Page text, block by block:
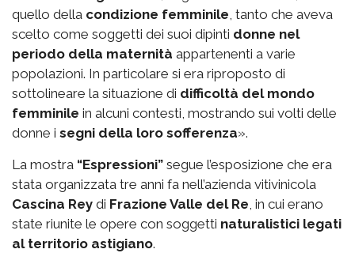
quello della condizione femminile , tanto che aveva
scelto come soggetti dei suoi dipinti donne nel
periodo della maternità appartenenti a varie
popolazioni. In particolare si era riproposto di
sottolineare la situazione di difficoltà del mondo
femminile in alcuni contesti, mostrando sui volti delle
donne i segni della loro sofferenza».
La mostra “Espressioni” segue l’esposizione che era
stata organizzata tre anni fa nell’azienda vitivinicola
Cascina Rey di Frazione Valle del Re , in cui erano
state riunite le opere con soggetti naturalistici legati
al territorio astigiano.